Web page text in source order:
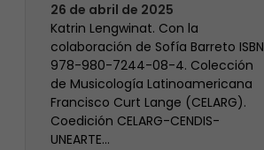
26 de abril de 2025
Katrin Lengwinat. Con la
colaboración de Sofía Barreto ISBN
978-980-7244-08-4. Colección
de Musicología Latinoamericana
Francisco Curt Lange (CELARG).
Coedición CELARG-CENDIS-
UNEARTE…